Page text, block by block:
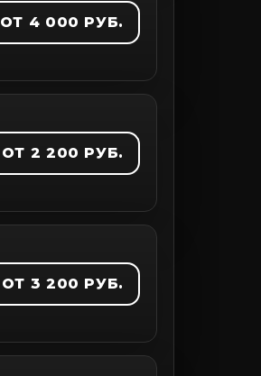
ОТ 4 000 РУБ.
ОТ 2 200 РУБ.
ОТ 3 200 РУБ.